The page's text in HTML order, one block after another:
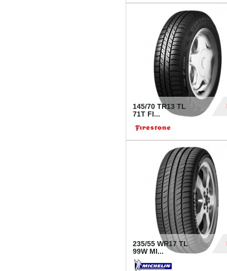
145/70 TR13 TL
71T FI...
235/55 WR17 TL
99W MI...